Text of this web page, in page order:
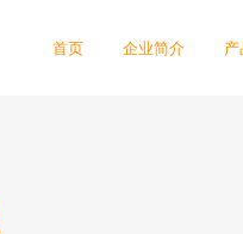
首页 企业简介